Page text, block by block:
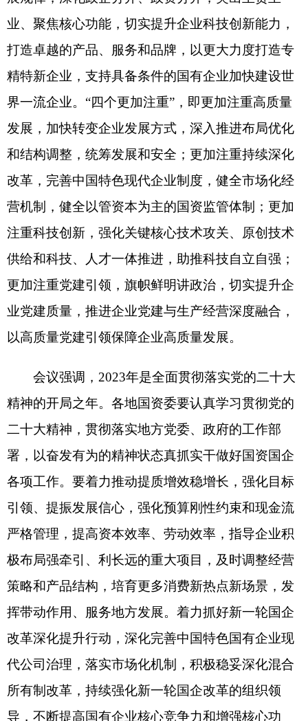
会议强调，2023年是全面贯彻落实党的二十大
精神的开局之年。各地国资委要认真学习贯彻党的
二十大精神，贯彻落实地方党委、政府的工作部
署，以奋发有为的精神状态真抓实干做好国资国企
各项工作。要着力推动提质增效稳增长，强化目标
严格管理，提高资本效率、劳动效率，指导企业积
极布局强牵引、利长远的重大项目，及时调整经营
策略和产品结构，培育更多消费新热点新场景，发
挥带动作用、服务地方发展。着力抓好新一轮国企
改革深化提升行动，深化完善中国特色国有企业现
所有制改革，持续强化新一轮国企改革的组织领
导，不断提高国有企业核心竞争力和增强核心功
能。着力加大国企科技创新工作力度，突出企业科
技创新主体地位，加快原创技术策源地建设，以国
加大关键核心技术协同攻关力度，在我国高水平科
技自立自强中发挥更大作用。着力推进国有资本布
战略性物资储备等领域布局力度，进一步突出实
业、聚焦主业，深入推进战略性重组和专业化整
合，不断提升服务构建新发展格局和推动地方经济
社会发展的能力水平。着力加快推动现代化产业体
新兴产业融合集群发展，加快推动产业优化升
智能化转型发展，建设现代化产业体系。着力防范
化解重大风险，密切关注地方融资平台风险，做好
债务、房地产、金融、投资、安全环保等重点领域
风险防控，加快健全风险监测防控工作体系，牢牢